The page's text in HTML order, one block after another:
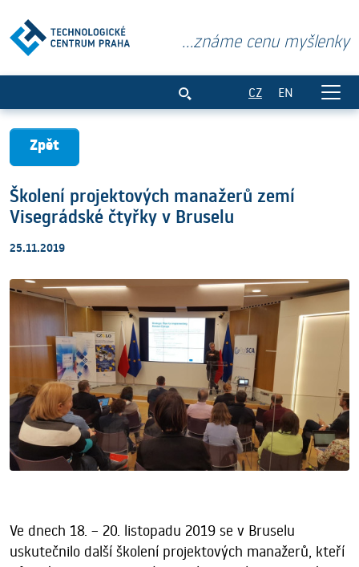
...známe cenu myšlenky
CZ EN
Zpět
Školení projektových manažerů zemí
Visegrádské čtyřky v Bruselu
25.11.2019
Ve dnech 18. – 20. listopadu 2019 se v Bruselu
uskutečnilo další školení projektových manažerů, kteří